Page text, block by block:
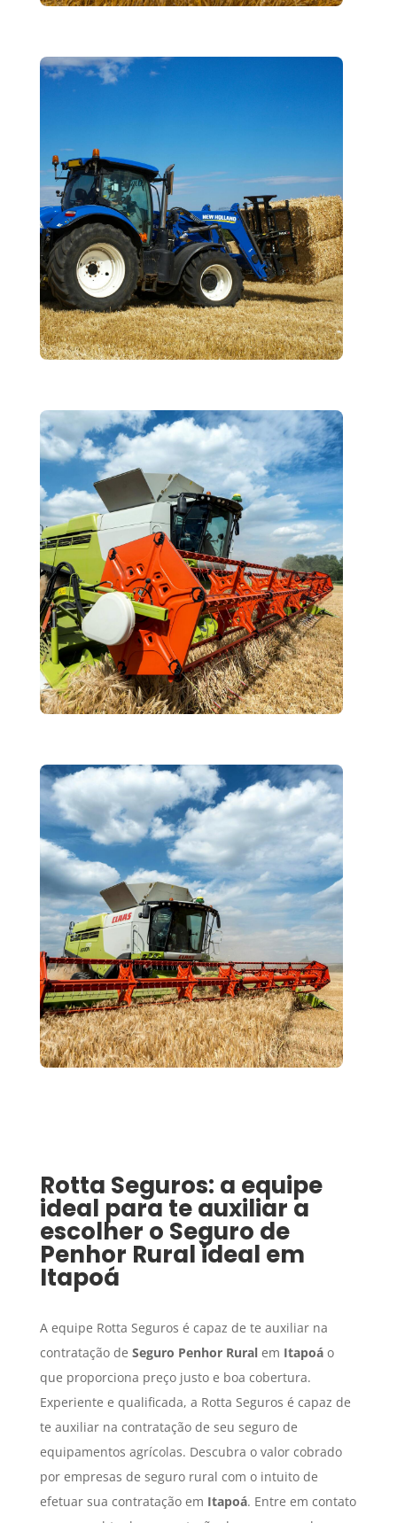
Rotta Seguros: a equipe
ideal para te auxiliar a
escolher o Seguro de
Penhor Ruralideal em
Itapoá
A equipe Rotta Seguros é capaz de te auxiliar na
contratação de Seguro Penhor Ruralem Itapoáo
que proporciona preço justo e boa cobertura.
Experiente e qualificada, a Rotta Seguros é capaz de
te auxiliar na contratação de seu seguro de
equipamentos agrícolas. Descubra o valor cobrado
por empresas de seguro rural com o intuito de
efetuar sua contratação em Itapoá. Entre em contato